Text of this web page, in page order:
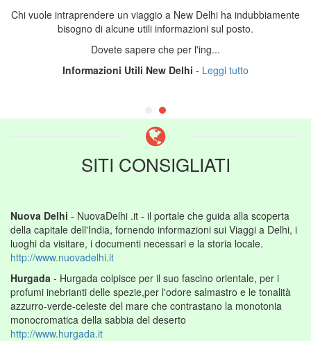
Chi vuole intraprendere un viaggio a New Delhi ha indubbiamente
bisogno di alcune utili informazioni sul posto.
Dovete sapere che per l'ing...
Informazioni Utili New Delhi - Leggi tutto
SITI CONSIGLIATI
Nuova Delhi - NuovaDelhi .it - il portale che guida alla scoperta
della capitale dell'India, fornendo informazioni sui Viaggi a Delhi, i
luoghi da visitare, i documenti necessari e la storia locale.
http://www.nuovadelhi.it
Hurgada - Hurgada colpisce per il suo fascino orientale, per i
profumi inebrianti delle spezie,per l'odore salmastro e le tonalità
azzurro-verde-celeste del mare che contrastano la monotonia
monocromatica della sabbia del deserto
http://www.hurgada.it